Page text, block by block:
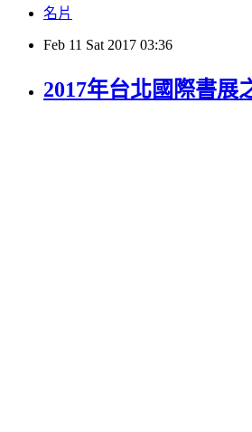
名片
Feb 11 Sat 2017 03:36
2017年台北國際書展